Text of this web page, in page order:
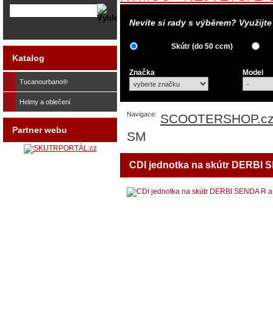
Nevíte si rady s výběrem?
Skútr (do 50 ccm)
Značka Model
Navigace:
SM
CDI jednotka na skútr DERBI
Katalog
Tucanourbano®
Helmy a oblečení
Partner webu